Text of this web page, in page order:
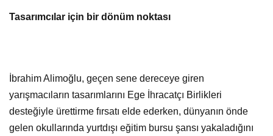
Tasarımcılar için bir dönüm noktası
İbrahim Alimoğlu, geçen sene dereceye giren
yarışmacıların tasarımlarını Ege İhracatçı Birlikleri
desteğiyle ürettirme fırsatı elde ederken, dünyanın önde
gelen okullarında yurtdışı eğitim bursu şansı yakaladığını